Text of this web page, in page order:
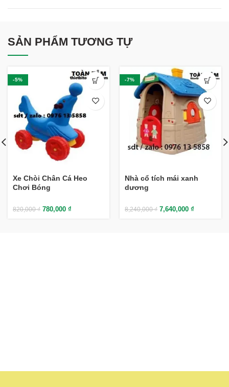
SẢN PHẨM TƯƠNG TỰ
-5%
Xe Chòi Chân Cá Heo
Chơi Bóng
820,000₫ 780,000 ₫
-7%
Nhà cổ tích mái xanh
dương
8,240,000₫ 7,640,000 ₫